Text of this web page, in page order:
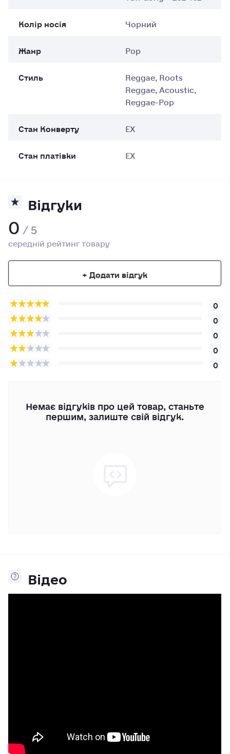
Колір носія
Чорний
Жанр
Pop
Стиль
Reggae, Roots
Reggae, Acoustic,
Reggae-Pop
Cтан Конверту
EX
Стан платівки
EX
Відгуки
0 / 5
середній рейтинг товару
+ Додати відгук
0
0
0
0
0
Немає відгуків про цей товар, станьте
першим, залиште свій відгук.
Відео